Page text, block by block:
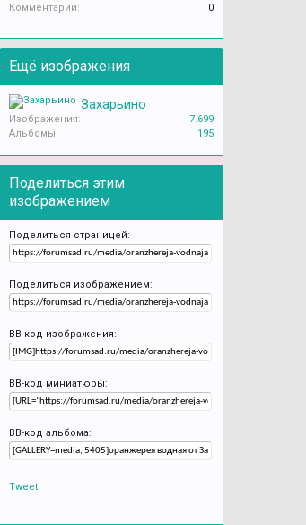
Комментарии:
0
Ещё изображения
Захарьино
Изображения:
7.699
Альбомы:
195
Поделиться этим
изображением
Поделиться страницей:
Поделиться изображением:
BB-код изображения:
BB-код миниатюры:
BB-код альбома:
Tweet